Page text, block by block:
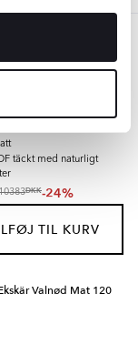
täckt med naturligt
DKK-24%
TIL KURV
Valnød Mat 120